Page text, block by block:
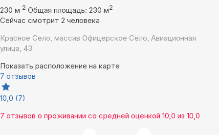
230 м 2 Общая площадь: 230 м2
Сейчас смотрит 2 человека
Красное Село, массив Офицерское Село, Авиационная
улица, 43
Показать расположение на карте
7 отзывов
10,0 (7)
7 отзывов о проживании со средней оценкой 10,0 из 10,0